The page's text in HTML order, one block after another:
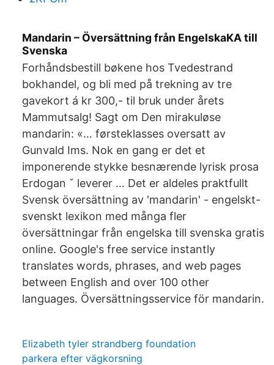
Mandarin – Översättning från EngelskaKA till
Svenska
Forhåndsbestill bøkene hos Tvedestrand
bokhandel, og bli med på trekning av tre
gavekort á kr 300,- til bruk under årets
Mammutsalg! Sagt om Den mirakuløse
mandarin: «… førsteklasses oversatt av
Gunvald Ims. Nok en gang er det et
imponerende stykke besnærende lyrisk prosa
Erdogan ˇ leverer … Det er aldeles praktfullt
Svensk översättning av 'mandarin' - engelskt-
svenskt lexikon med många fler
översättningar från engelska till svenska gratis
online. Google's free service instantly
translates words, phrases, and web pages
between English and over 100 other
languages. Översättningsservice för mandarin.
Elizabeth tyler strandberg foundation
parkera efter vägkorsning